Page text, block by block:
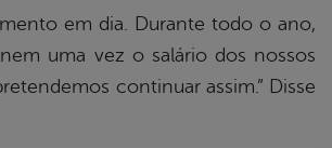
em dia. Durante todo o ano,
uma vez o salário dos nossos
continuar assim.” Disse